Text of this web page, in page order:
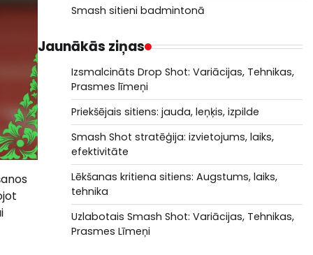
Smash sitieni badmintonā
Jaunākās ziņas
Izsmalcināts Drop Shot: Variācijas, Tehnikas,
Prasmes līmeņi
Priekšējais sitiens: jauda, leņķis, izpilde
Smash Shot stratēģija: izvietojums, laiks,
efektivitāte
Lēkšanas kritiena sitiens: Augstums, laiks,
tehnika
Uzlabotais Smash Shot: Variācijas, Tehnikas,
Prasmes Līmeņi